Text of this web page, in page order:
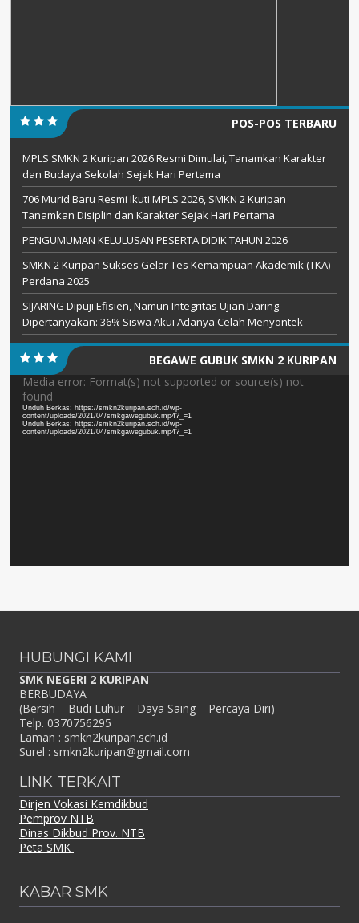
POS-POS TERBARU
MPLS SMKN 2 Kuripan 2026 Resmi Dimulai, Tanamkan Karakter
dan Budaya Sekolah Sejak Hari Pertama
706 Murid Baru Resmi Ikuti MPLS 2026, SMKN 2 Kuripan
Tanamkan Disiplin dan Karakter Sejak Hari Pertama
PENGUMUMAN KELULUSAN PESERTA DIDIK TAHUN 2026
SMKN 2 Kuripan Sukses Gelar Tes Kemampuan Akademik (TKA)
Perdana 2025
SIJARING Dipuji Efisien, Namun Integritas Ujian Daring
Dipertanyakan: 36% Siswa Akui Adanya Celah Menyontek
BEGAWE GUBUK SMKN 2 KURIPAN
Pemutar
Video
Media error: Format(s) not supported or source(s) not
found
Unduh Berkas: https://smkn2kuripan.sch.id/wp-
content/uploads/2021/04/smkgawegubuk.mp4?_=1
Unduh Berkas: https://smkn2kuripan.sch.id/wp-
content/uploads/2021/04/smkgawegubuk.mp4?_=1
HUBUNGI KAMI
SMK NEGERI 2 KURIPAN
BERBUDAYA
(Bersih – Budi Luhur – Daya Saing – Percaya Diri)
Telp. 0370756295
Laman : smkn2kuripan.sch.id
Surel : smkn2kuripan@gmail.com
LINK TERKAIT
Dirjen Vokasi Kemdikbud
Pemprov NTB
Dinas Dikbud Prov. NTB
Peta SMK
KABAR SMK